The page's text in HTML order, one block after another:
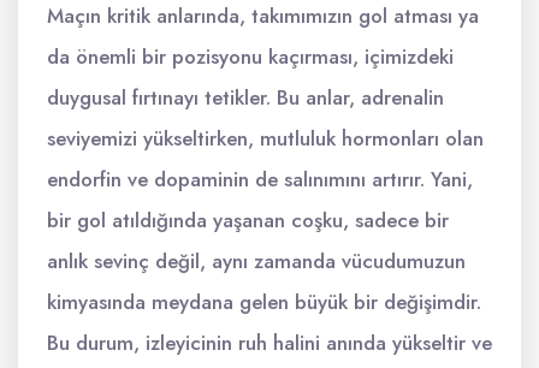
Maçın kritik anlarında, takımımızın gol atması ya
da önemli bir pozisyonu kaçırması, içimizdeki
duygusal fırtınayı tetikler. Bu anlar, adrenalin
seviyemizi yükseltirken, mutluluk hormonları olan
endorfin ve dopaminin de salınımını artırır. Yani,
bir gol atıldığında yaşanan coşku, sadece bir
anlık sevinç değil, aynı zamanda vücudumuzun
kimyasında meydana gelen büyük bir değişimdir.
Bu durum, izleyicinin ruh halini anında yükseltir ve